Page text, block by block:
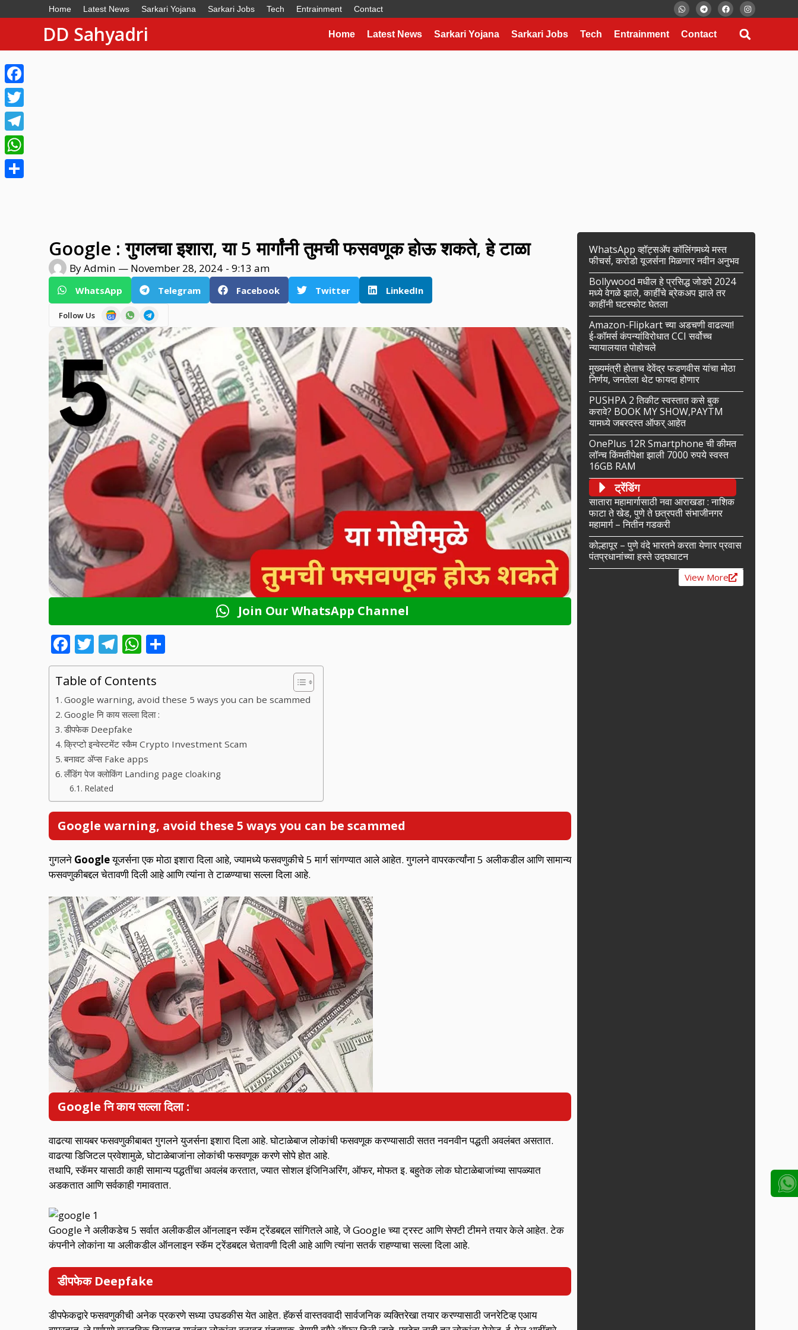
Home Latest News Sarkari Yojana Sarkari Jobs Tech Entrainment Contact
DD Sahyadri Home Latest News Sarkari Yojana Sarkari Jobs Tech Entrainment Contact
Google : गुगलचा इशारा, या 5 मार्गांनी तुमची फसवणूक होऊ शकते, हे टाळा
ByAdmin — November 28, 2024 - 9:13 am
WhatsApp Telegram Facebook Twitter LinkedIn
Follow Us
Join Our WhatsApp Channel
F
ac
e
b
o
o
k
T
w
itt
er
T
el
e
gr
a
m
W
h
at
s
A
p
p
h
e
Table of Contents
Google warning, avoid these 5 ways you can be scammed
Google नि काय सल्ला दिला :
डीपफेक Deepfake
क्रिप्टो इन्वेस्टमेंट स्कैम Crypto Investment Scam
बनावट ॲप्स Fake apps
लँडिंग पेज क्लोकिंग Landing page cloaking
Related
Google warning, avoid these 5 ways you can be scammed
गुगलने Googleयूजर्सना एक मोठा इशारा दिला आहे, ज्यामध्ये फसवणुकीचे 5 मार्ग सांगण्यात आले आहेत. गुगलने वापरकर्त्यांना 5 अलीकडील आणि सामान्य
फसवणुकीबद्दल चेतावणी दिली आहे आणि त्यांना ते टाळण्याचा सल्ला दिला आहे.
Google नि काय सल्ला दिला :
वाढत्या सायबर फसवणुकीबाबत गुगलने युजर्सना इशारा दिला आहे. घोटाळेबाज लोकांची फसवणूक करण्यासाठी सतत नवनवीन पद्धती अवलंबत असतात.
वाढत्या डिजिटल प्रवेशामुळे, घोटाळेबाजांना लोकांची फसवणूक करणे सोपे होत आहे.
तथापि, स्कॅमर यासाठी काही सामान्य पद्धतींचा अवलंब करतात, ज्यात सोशल इंजिनिअरिंग, ऑफर, मोफत इ. बहुतेक लोक घोटाळेबाजांच्या सापळ्यात
अडकतात आणि सर्वकाही गमावतात.
Google ने अलीकडेच 5 सर्वात अलीकडील ऑनलाइन स्कॅम ट्रेंडबद्दल सांगितले आहे, जे Google च्या ट्रस्ट आणि सेफ्टी टीमने तयार केले आहेत. टेक
कंपनीने लोकांना या अलीकडील ऑनलाइन स्कॅम ट्रेंडबद्दल चेतावणी दिली आहे आणि त्यांना सतर्क राहण्याचा सल्ला दिला आहे.
डीपफेक Deepfake
डीपफेकद्वारे फसवणुकीची अनेक प्रकरणे सध्या उघडकीस येत आहेत. हॅकर्स वास्तववादी सार्वजनिक व्यक्तिरेखा तयार करण्यासाठी जनरेटिव्ह एआय
WhatsApp व्हॉट्सॲप कॉलिंगमध्ये मस्त
फीचर्स, करोडो यूजर्सना मिळणार नवीन अनुभव
Bollywood मधील हे प्रसिद्ध जोडपे 2024
मध्ये वेगळे झाले, काहींचे ब्रेकअप झाले तर
काहींनी घटस्फोट घेतला
Amazon-Flipkart च्या अडचणी वाढल्या!
ई-कॉमर्स कंपन्यांविरोधात CCI सर्वोच्च
न्यायालयात पोहोचले
मुख्यमंत्री होताच देवेंद्र फडणवीस यांचा मोठा
निर्णय, जनतेला थेट फायदा होणार
PUSHPA 2 तिकीट स्वस्तात कसे बुक
करावे? BOOK MY SHOW,PAYTM
यामध्ये जबरदस्त ऑफर् आहेत
OnePlus 12R Smartphone ची कीमत
लॉन्च किंमतीपेक्षा झाली 7000 रुपये स्वस्त
16GB RAM
ट्रेंडिंग
सातारा महामार्गासाठी नवा आराखडा : नाशिक
फाटा ते खेड, पुणे ते छत्रपती संभाजीनगर
महामार्ग – नितीन गडकरी
कोल्हापूर – पुणे वंदे भारतने करता येणार प्रवास
पंतप्रधानांच्या हस्ते उद्घघाटन
View More
Facebook
Twitter
Telegram
WhatsApp